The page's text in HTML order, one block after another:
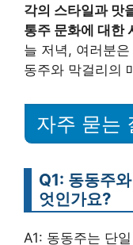
각의 스타일과 맛
통주 문화에 대한
늘 저녁, 여러분
동주와 막걸리의
자주 묻는
Q1: 동동주
엇인가요?
A1: 동동주는 단